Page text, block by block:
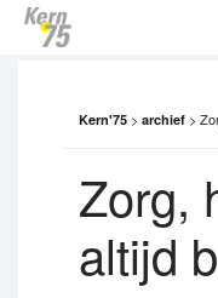
Kern'75 > archief >
Zorg,
altijd